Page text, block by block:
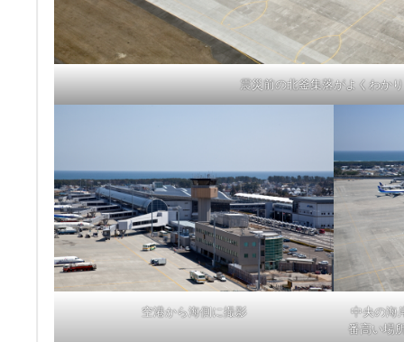
震災前の北釜集落がよくわか
空港から海側に撮影
中央の海
番高い場